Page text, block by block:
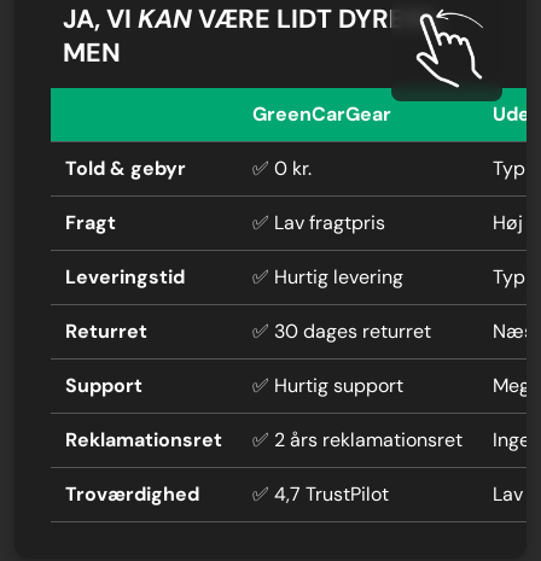
JA, VI KANVÆRE LIDT DYRERE,
MEN
GreenCarGear
Told & gebyr ✅ 0 kr.
Fragt ✅ Lav fragtpris Høj
Leveringstid ✅ Hurtig levering
Returret ✅ 30 dages returret
Support ✅ Hurtig support
Reklamationsret ✅ 2 års reklamationsret
Troværdighed ✅ 4,7 TrustPilot Lav